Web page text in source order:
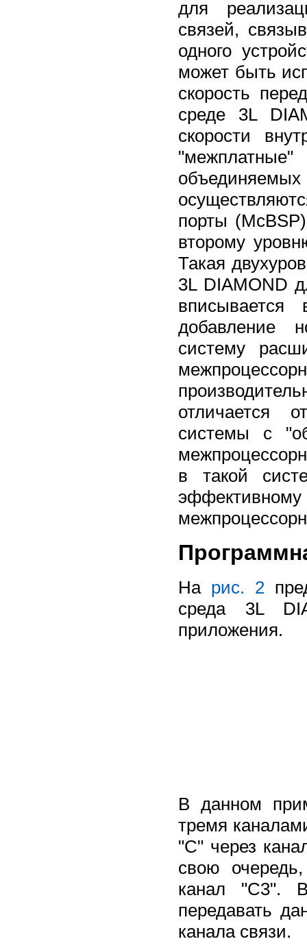
для
связей,
одного
может быть
скорость
среде 3L
скорости
порты
второму
Такая
3L DIAMOND
добавление
систему
отличается
системы с
в такой
На рис. 2
среда 3L
приложения.
В данном
тремя
"С" через
свою
канал "С3".
передавать
канала связи.